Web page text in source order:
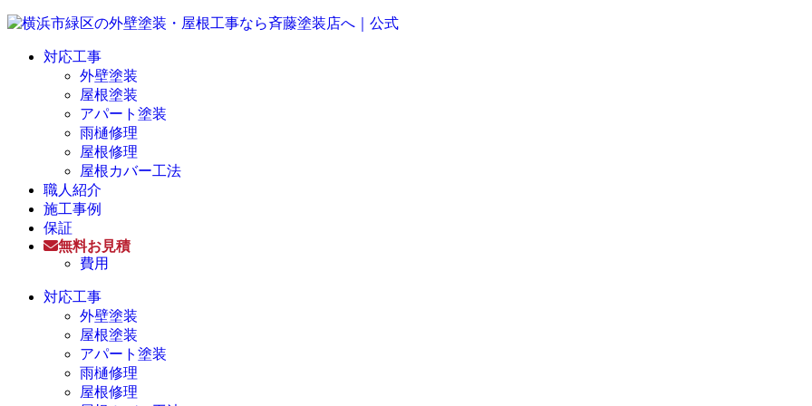
対応工事
外壁塗装
屋根塗装
アパート塗装
雨樋修理
屋根修理
屋根カバー工法
職人紹介
施工事例
保証
無料お見積
費用
対応工事
外壁塗装
屋根塗装
アパート塗装
雨樋修理
屋根修理